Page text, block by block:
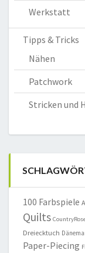
Werkstatt
Tipps & Tricks
Nähen
Patchwork
Stricken und
100 Farbspiele
Quilts
Dreiecktuch
Paper-Piecing